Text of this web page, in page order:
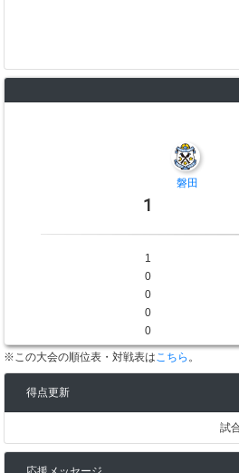
磐田
1
1
0
0
0
0
※この大会の順位表・対戦表はこちら 。
得点更新
試